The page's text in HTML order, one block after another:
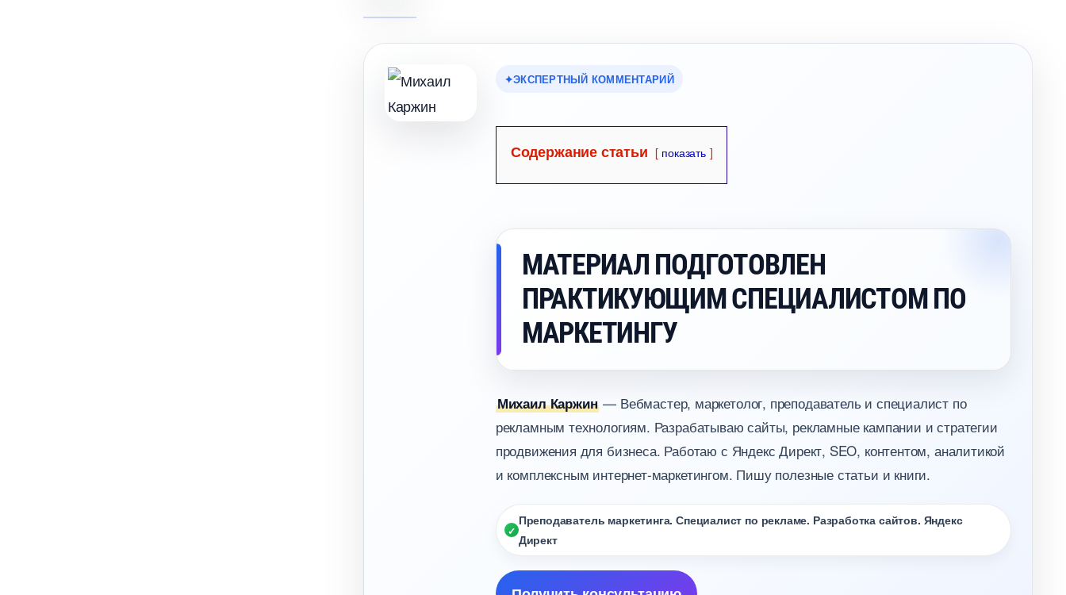
ЭКСПЕРТНЫЙ КОММЕНТАРИЙ
Содержание статьи показать
МАТЕРИАЛ ПОДГОТОВЛЕН
ПРАКТИКУЮЩИМ СПЕЦИАЛИСТОМ ПО
МАРКЕТИНГУ
Михаил Каржин — Вебмастер, маркетолог, преподаватель и специалист по
рекламным технологиям. Разрабатываю сайты, рекламные кампании и стратегии
продвижения для бизнеса. Работаю с Яндекс Директ, SEO, контентом, аналитикой
и комплексным интернет-маркетингом. Пишу полезные статьи и книги.
Преподаватель маркетинга. Специалист по рекламе. Разработка сайтов. Яндекс
Директ